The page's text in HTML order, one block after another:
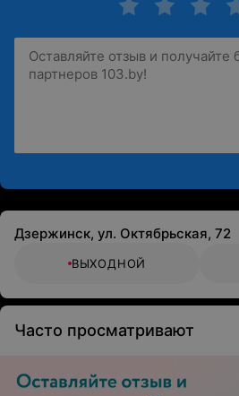
Дзержинск, ул. Октябрьская, 72
ВЫХОДНОЙ
Часто просматривают